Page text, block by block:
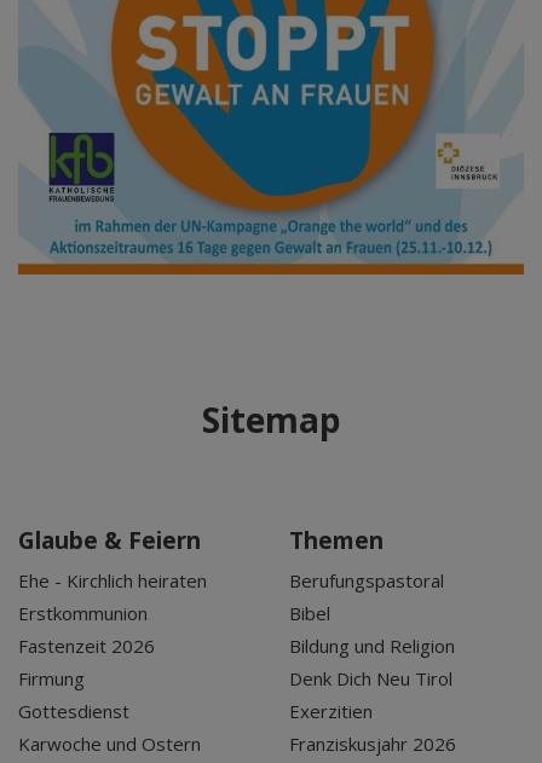
Sitemap
Glaube & Feiern
Ehe - Kirchlich heiraten
Erstkommunion
Fastenzeit 2026
Firmung
Gottesdienst
Karwoche und Ostern
Themen
Berufungspastoral
Bibel
Bildung und Religion
Denk Dich Neu Tirol
Exerzitien
Franziskusjahr 2026